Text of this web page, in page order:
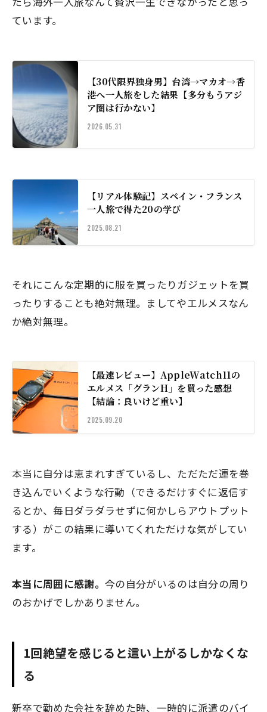
ています。
【30代限界独身男】台湾→マカオ→香
港へ一人旅をした結果【多分もうアジ
ア圏は行かない】
2026.05.31
【リアル体験記】スペイン・フランス
一人旅で得た20の学び
2025.08.21
それにこんな定期的に服を買ったりガジェットを買
ったりすることも絶対無理。ましてやエルメスなん
か絶対無理。
【最速レビュー】AppleWatch11の
エルメス「グランH」を買った感想
【結論：良いけど重い】
2025.09.20
本当に自分は恵まれすぎているし、ただただ運を巻
き込んでいくような行動（できるだけすぐに返信す
るとか、毎日ダラダラせずに何かしらアウトプット
する）がこの結果に導いてくれただけな気がしてい
ます。
本当に周囲に感謝。今の自分がいるのは自分の周り
のおかげでしかありません。
1回絶望を感じると這い上がるしかなくな
る
新卒で勤めた会社を辞めた時、一時的に派遣のバイ